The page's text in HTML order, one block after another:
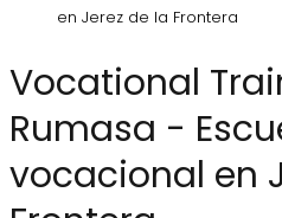
en Jerez de la Frontera
Vocational Training Centre
Rumasa -
vocacional en